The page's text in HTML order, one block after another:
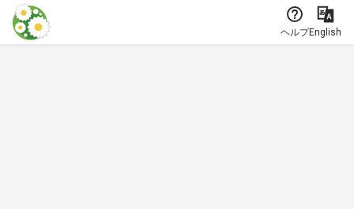
本文に飛ぶ
ヘルプEnglish